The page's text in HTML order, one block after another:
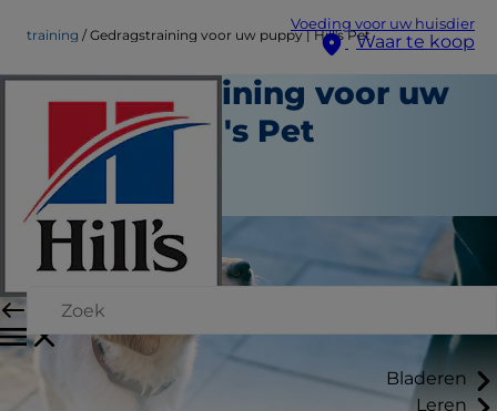
Voeding voor uw huisdier
Waar te koop
Bladeren
Leren
training Gedragstraining voor uw puppy | Hill's Pet
Gedragstraining voor uw
puppy | Hill's Pet
Training
Medewerker auteur